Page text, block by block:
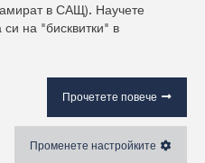
o
o
k
i
e
в САЩ). Научете
на "бисквитки" в
Прочетете повече
Променете настройките